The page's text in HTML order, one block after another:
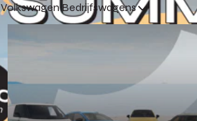
Volkswagen Bedrijfswagens